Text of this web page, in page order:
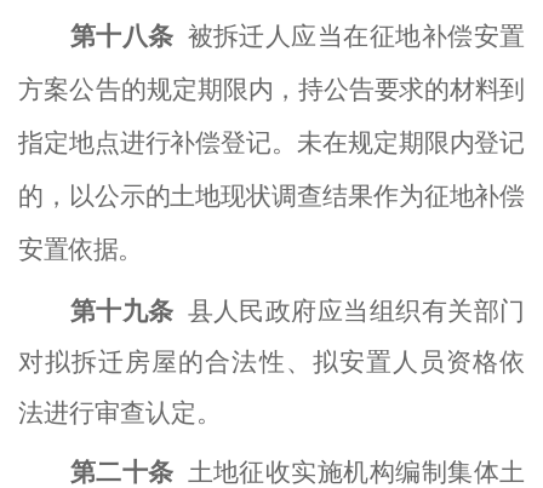
第十八条 被拆迁人应当在征地补偿安置
方案公告的规定期限内，持公告要求的材料到
指定地点进行补偿登记。未在规定期限内登记
的，以公示的土地现状调查结果作为征地补偿
安置依据。
第十九条 县人民政府应当组织有关部门
对拟拆迁房屋的合法性、拟安置人员资格依
法进行审查认定。
第二十条 土地征收实施机构编制集体土